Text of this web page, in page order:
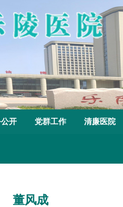
开 党群工作 清廉医院
董风成